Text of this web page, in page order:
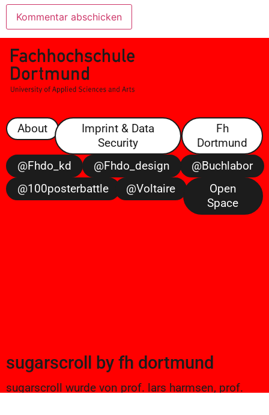
About
Imprint & Data
Security
Fh
Dortmund
@fhdo_kd
@fhdo_design
@buchlabor
@100posterbattle
@voltaire
Open
Space
sugarscroll by fh dortmund
sugarscroll wurde von prof. lars harmsen, prof.